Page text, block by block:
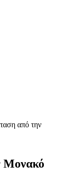
από την
Μονακό